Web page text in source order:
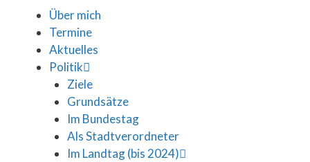
Über mich
Termine
Aktuelles
Politik
Ziele
Grundsätze
Im Bundestag
Als Stadtverordneter
Im Landtag (bis 2024)